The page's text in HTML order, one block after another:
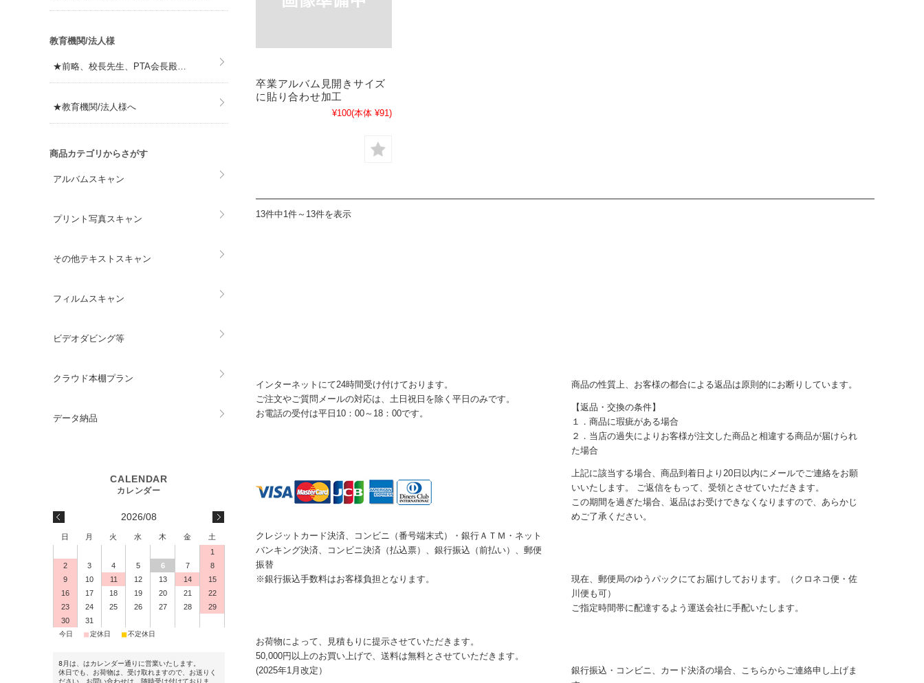
卒業アルバム見開きサイズ
に貼り合わせ加工
¥100(本体 ¥91)
13件中1件～13件を表示
インターネットにて24時間受け付けております。
ご注文やご質問メールの対応は、土日祝日を除く平日のみです。
お電話の受付は平日10：00～18：00です。
クレジットカード決済、コンビニ（番号端末式）・銀行ＡＴＭ・ネット
バンキング決済、コンビニ決済（払込票）、銀行振込（前払い）、郵便
振替
※銀行振込手数料はお客様負担となります。
お荷物によって、見積もりに提示させていただきます。
50,000円以上のお買い上げで、送料は無料とさせていただきます。
(2025年1月改定）
商品の性質上、お客様の都合による返品は原則的にお断りしています。
【返品・交換の条件】
１．商品に瑕疵がある場合
２．当店の過失によりお客様が注文した商品と相違する商品が届けられ
た場合
上記に該当する場合、商品到着日より20日以内にメールでご連絡をお願
いいたします。 ご返信をもって、受領とさせていただきます。
この期間を過ぎた場合、返品はお受けできなくなりますので、あらかじ
めご了承ください。
現在、郵便局のゆうパックにてお届けしております。（クロネコ便・佐
川便も可）
ご指定時間帯に配達するよう運送会社に手配いたします。
銀行振込・コンビニ、カード決済の場合、こちらからご連絡申し上げま
教育機関/法人様
★前略、校長先生、PTA会長殿…
★教育機関/法人様へ
商品カテゴリからさがす
アルバムスキャン
プリント写真スキャン
その他テキストスキャン
フィルムスキャン
ビデオダビング等
クラウド本棚プラン
データ納品
2026/08
日 月 火 水 木 金
土
1
2
3 4 5 6 7
8
9
10 11 12 13 14
15
16
17 18 19 20 21
22
23
24 25 26 27 28
29
30
31
今日 ■定休日 ■不定休日
8月は、はカレンダー通りに営業いたします。
休日でも、お荷物は、受け取れますので、お送りく
ださい。お問い合わせは、随時受け付けておりま